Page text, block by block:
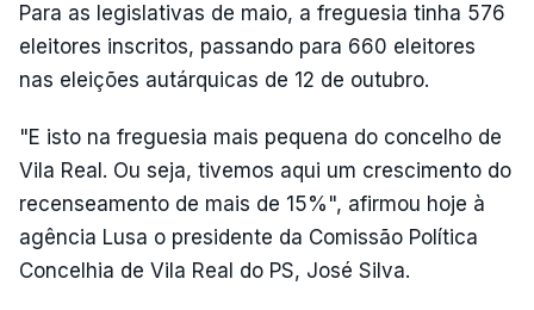
Para as legislativas de maio, a freguesia tinha 576
eleitores inscritos, passando para 660 eleitores
nas eleições autárquicas de 12 de outubro.
"E isto na freguesia mais pequena do concelho de
Vila Real. Ou seja, tivemos aqui um crescimento do
recenseamento de mais de 15%", afirmou hoje à
agência Lusa o presidente da Comissão Política
Concelhia de Vila Real do PS, José Silva.